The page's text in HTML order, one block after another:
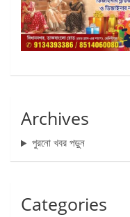
Archives
পুরনো খবর পড়ুন
Categories